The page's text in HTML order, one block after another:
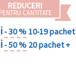
REDUCERI
PENTRU CANTITATE
- 30 %10-19 pachet
- 50 % 20 pachet +